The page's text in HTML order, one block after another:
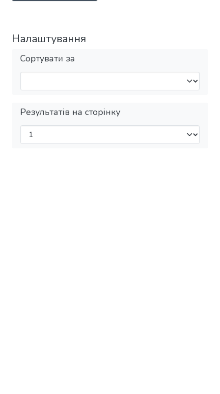
Налаштування
Сортувати за
Результатів на сторінку